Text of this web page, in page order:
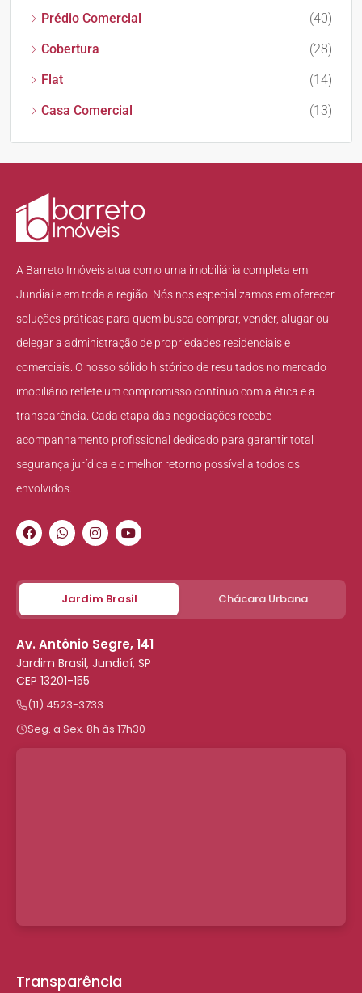
Prédio Comercial
(40)
Cobertura
(28)
Flat
(14)
Casa Comercial
(13)
A Barreto Imóveis atua como uma imobiliária completa em
Jundiaí e em toda a região. Nós nos especializamos em oferecer
soluções práticas para quem busca comprar, vender, alugar ou
delegar a administração de propriedades residenciais e
comerciais. O nosso sólido histórico de resultados no mercado
imobiliário reflete um compromisso contínuo com a ética e a
transparência. Cada etapa das negociações recebe
acompanhamento profissional dedicado para garantir total
segurança jurídica e o melhor retorno possível a todos os
envolvidos.
Jardim Brasil Chácara Urbana
Av. Antônio Segre, 141
Jardim Brasil, Jundiaí, SP
CEP 13201-155
(11) 4523-3733
Seg. a Sex. 8h às 17h30
Transparência